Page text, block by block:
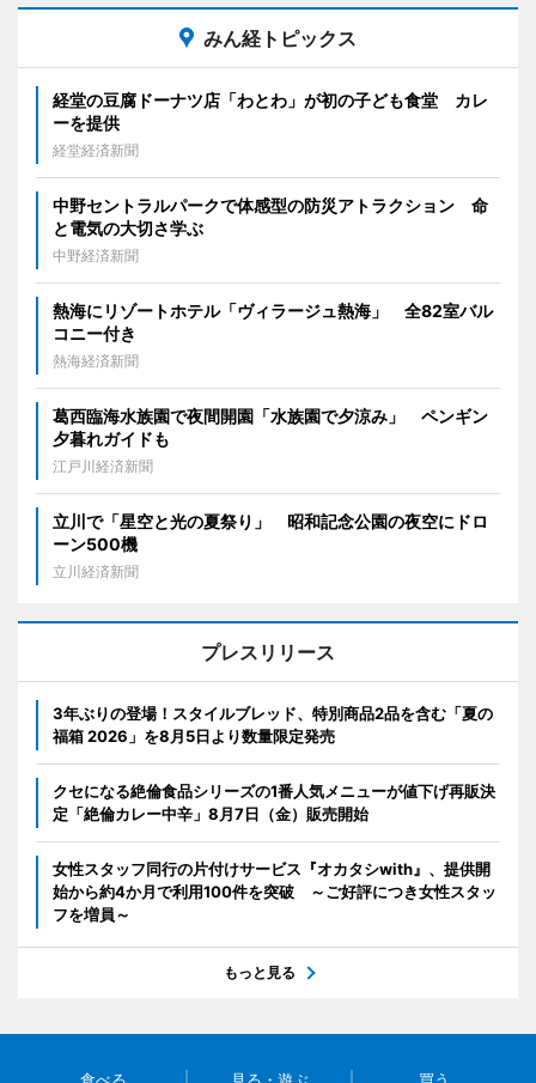
みん経トピックス
経堂の豆腐ドーナツ店「わとわ」が初の子ども食堂 カレ
ーを提供
経堂経済新聞
中野セントラルパークで体感型の防災アトラクション 命
と電気の大切さ学ぶ
中野経済新聞
熱海にリゾートホテル「ヴィラージュ熱海」 全82室バル
コニー付き
熱海経済新聞
葛西臨海水族園で夜間開園「水族園で夕涼み」 ペンギン
夕暮れガイドも
江戸川経済新聞
立川で「星空と光の夏祭り」 昭和記念公園の夜空にドロ
ーン500機
立川経済新聞
プレスリリース
3年ぶりの登場！スタイルブレッド、特別商品2品を含む「夏の
福箱 2026」を8月5日より数量限定発売
クセになる絶倫食品シリーズの1番人気メニューが値下げ再販決
定「絶倫カレー中辛」8月7日（金）販売開始
女性スタッフ同行の片付けサービス『オカタシwith』、提供開
始から約4か月で利用100件を突破 ～ご好評につき女性スタッ
フを増員～
もっと見る